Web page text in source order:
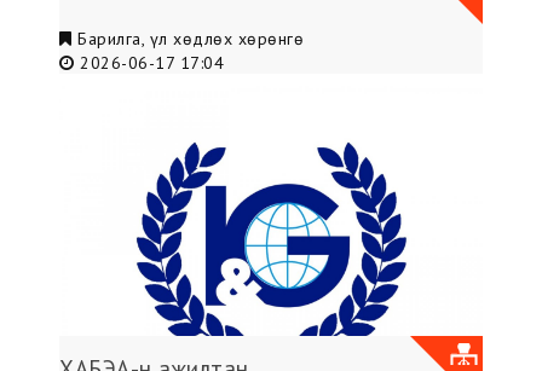
Барилга, үл хөдлөх хөрөнгө
2026-06-17 17:04